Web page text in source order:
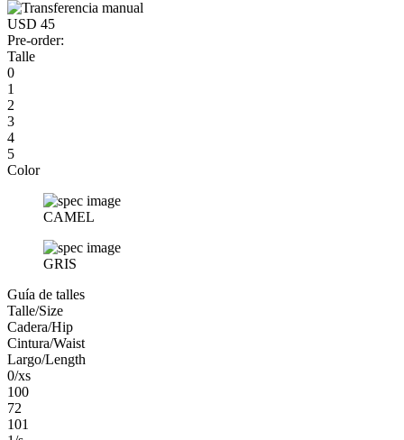
USD 45
Pre-order:
Talle
0
1
2
3
4
5
Color
CAMEL
GRIS
Guía de talles
Talle/Size
Cadera/Hip
Cintura/Waist
Largo/Length
0/xs
100
72
101